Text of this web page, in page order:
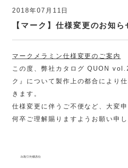
2018年07月11日
【マーク】仕様変更のお知ら
マークメラミン仕様変更のご案内
この度、弊社カタログ QUON
ク』について製作上の都合により
きます。
仕様変更に伴うご不便など、大変
何卒ご理解賜りますようお願い申し